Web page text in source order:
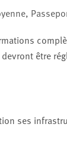
être
ses